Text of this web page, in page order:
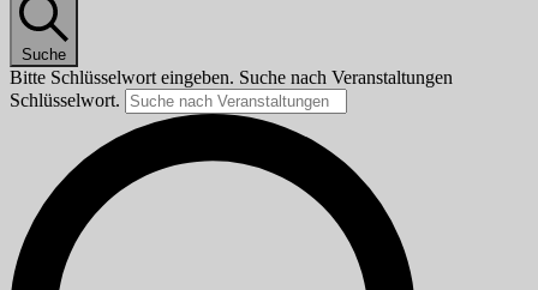
Suche
Bitte Schlüsselwort eingeben. Suche nach Veranstaltungen
Schlüsselwort.